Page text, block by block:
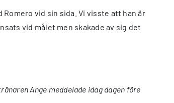
vid sin sida. Vi visste att han är
vid målet men skakade av sig det
Ange meddelade idag dagen före